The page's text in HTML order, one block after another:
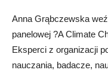
Anna Grąbczewska
panelowej ?A Climate
Eksperci z organizacji
nauczania, badacze,